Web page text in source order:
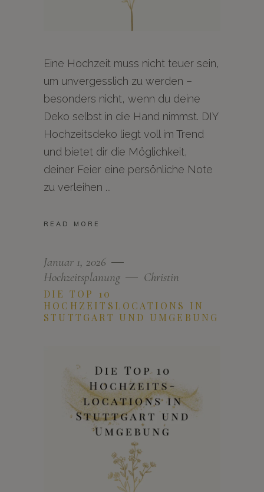
Eine Hochzeit muss nicht teuer sein,
um unvergesslich zu werden –
besonders nicht, wenn du deine
Deko selbst in die Hand nimmst. DIY
Hochzeitsdeko liegt voll im Trend
und bietet dir die Möglichkeit,
deiner Feier eine persönliche Note
zu verleihen
READ MORE
Januar 1, 2026
Hochzeitsplanung
Christin
DIE TOP 10
HOCHZEITSLOCATIONS IN
STUTTGART UND UMGEBUNG